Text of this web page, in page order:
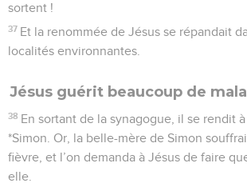
sortent !
37 Et la renommée de Jésus se répandait
localités environnantes.
Jésus guérit beaucoup de
38 En sortant de la synagogue, il se rendit
*Simon. Or, la belle-mère de Simon
fièvre, et l’on demanda à Jésus de faire
elle.